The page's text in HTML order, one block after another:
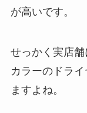
が高いです。
せっかく実店
カラーのドラ
ますよね。